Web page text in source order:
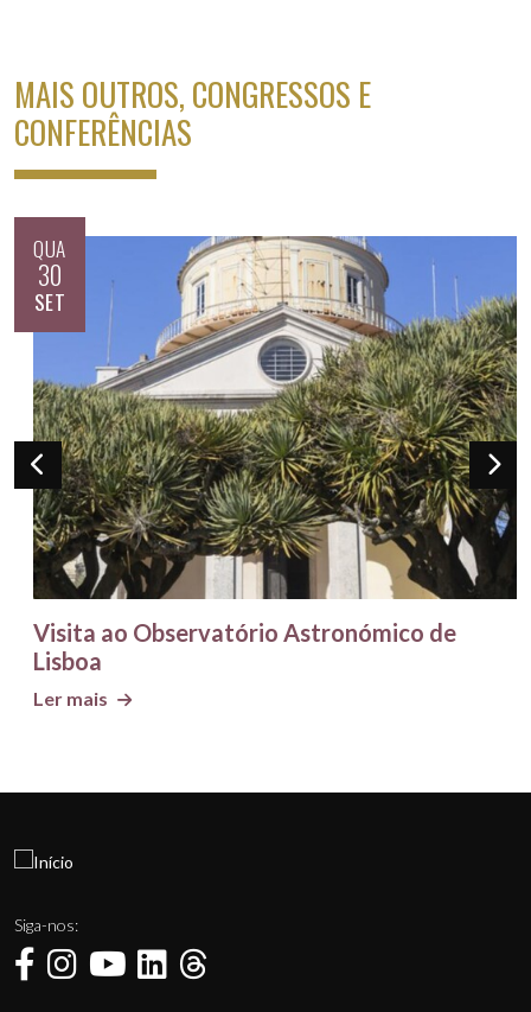
MAIS OUTROS, CONGRESSOS E
CONFERÊNCIAS
QUA
30
SET
Visita ao Observatório Astronómico de
Lisboa
Ler mais
Siga-nos: